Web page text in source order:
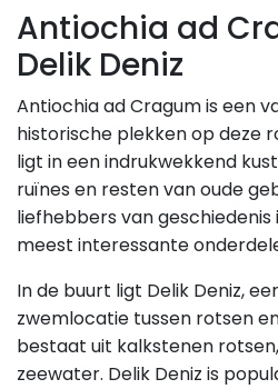
Antiochia ad
Delik Deniz
Antiochia ad Cragum is een
historische plekken op deze
ligt in een indrukwekkend
ruïnes en resten van oude
liefhebbers van geschiedenis
meest interessante
In de buurt ligt Delik Deniz,
zwemlocatie tussen rotsen
bestaat uit kalkstenen
zeewater. Delik Deniz is